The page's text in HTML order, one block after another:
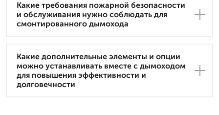
Какие требования пожарной безопасности
и обслуживания нужно соблюдать для
смонтированного дымохода
Какие дополнительные элементы и опции
можно устанавливать вместе с дымоходом
для повышения эффективности и
долговечности